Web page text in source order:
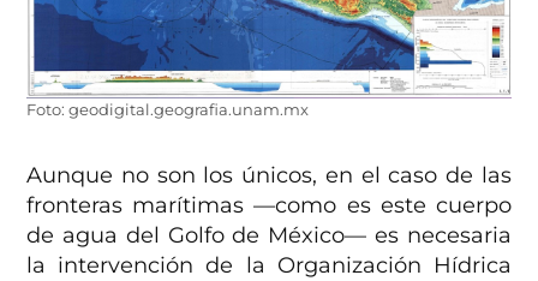
Foto: geodigital.geografia.unam.mx
Aunque no son los únicos, en el caso de las
fronteras marítimas —como es este cuerpo
de agua del Golfo de México— es necesaria
la intervención de la Organización Hídrica